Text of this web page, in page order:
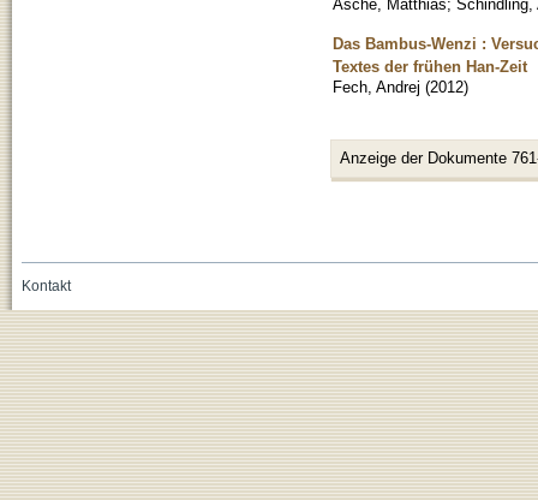
Asche, Matthias; Schindling,
Das Bambus-Wenzi :
Textes der frühen Han-Zeit
Fech, Andrej (2012)
Anzeige der Dokumente
Kontakt